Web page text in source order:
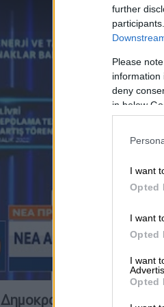
further
Please
information
deny
in below
I want
Opted
I want
Opted
I want
Opted
Δημοκρατία της Τουρκίας